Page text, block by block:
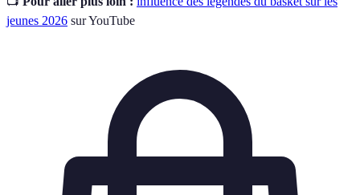
jeunes 2026 sur YouTube